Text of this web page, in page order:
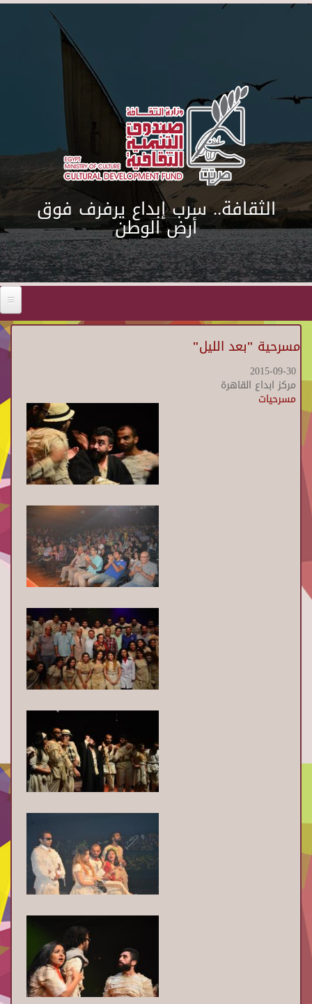
Skip to main content
الثقافة.. سرب إبداع يرفرف فوق
أرض الوطن
مسرحية "بعد الليل"
2015-09-30
مركز ابداع القاهرة
مسرحيات